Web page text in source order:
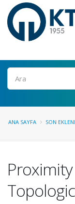
Ara
ANA SAYFA SON